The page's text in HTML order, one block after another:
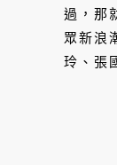
過，那
眾新浪
玲、張